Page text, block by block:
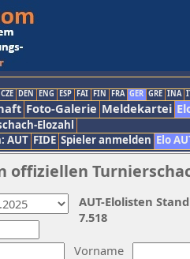
CZE DEN ENG ESP FAI FIN FRA GER GRE INA
Foto-Galerie Meldekartei
Elozahl
AUT FIDE Spieler anmelden Elo
Vorname
AUT-Elolisten
7.518